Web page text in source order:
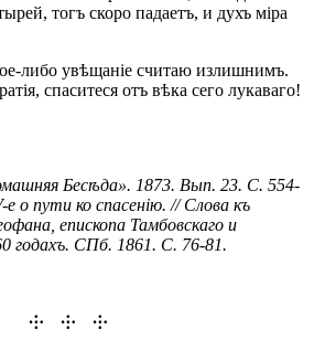
тогъ скоро падаетъ, и духъ міра
либо увѣщаніе считаю излишнимъ.
спаситеся отъ вѣка сего лукаваго!
Бесѣда». 1873. Вып. 23. С. 554-
о пути ко спасенію. // Слова къ
епископа Тамбовскаго и
годахъ. СПб. 1861. С. 76-81.
⸭ ⸭ ⸭